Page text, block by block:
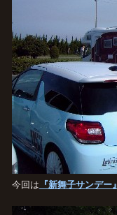
今回は 『新舞子サンデー』